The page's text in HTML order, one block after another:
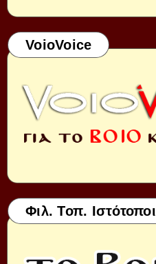
VoioVoice
Φιλ. Τοπ. Ιστότοποι